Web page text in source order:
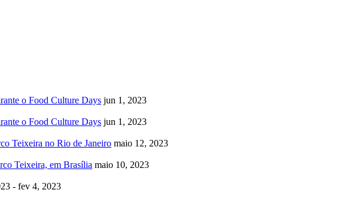
o Food Culture Days jun 1, 2023
o Food Culture Days jun 1, 2023
Teixeira no Rio de Janeiro maio 12, 2023
Teixeira, em Brasília maio 10, 2023
- fev 4, 2023